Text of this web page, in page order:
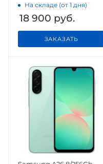
На складе (от 1 дня)
18 900 руб.
ЗАКАЗАТЬ